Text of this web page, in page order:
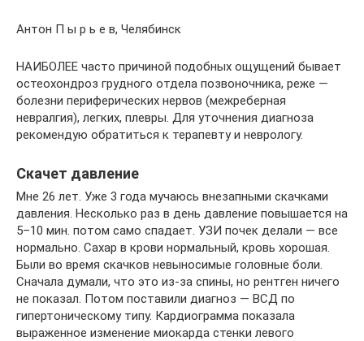
Антон П ы р ь е в, Челябинск
НАИБОЛЕЕ часто причиной подобных ощущений бывает
остеохондроз грудного отдела позвоночника, реже —
болезни периферических нервов (межреберная
невралгия), легких, плевры. Для уточнения диагноза
рекомендую обратиться к терапевту и неврологу.
Скачет давление
Мне 26 лет. Уже 3 года мучаюсь внезапными скачками
давления. Несколько раз в день давление повышается на
5–10 мин. потом само спадает. УЗИ почек делали — все
нормально. Сахар в крови нормальный, кровь хорошая.
Были во время скачков невыносимые головные боли.
Сначала думали, что это из-за спины, но рентген ничего
не показал. Потом поставили диагноз — ВСД по
гипертоническому типу. Кардиограмма показала
выраженное изменение миокарда стенки левого